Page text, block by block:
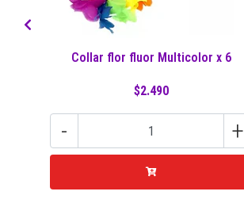
Collar flor fluor Multicolor x 6
$2.490
- +